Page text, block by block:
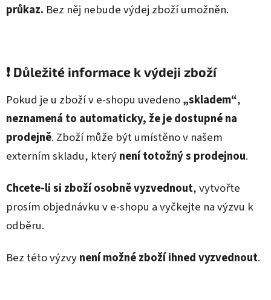
průkaz. Bez něj nebude výdej zboží umožněn.
❗ Důležité informace k výdeji zboží
Pokud je u zboží v e‑shopu uvedeno„skladem“,
neznamená to automaticky, že je dostupné na
prodejně. Zboží může být umístěno v našem
externím skladu, kterýnení totožný s prodejnou.
Chcete-li si zboží osobně vyzvednout, vytvořte
prosím objednávku v e‑shopu a vyčkejte na výzvu k
odběru.
Bez této výzvynení možné zboží ihned vyzvednout.